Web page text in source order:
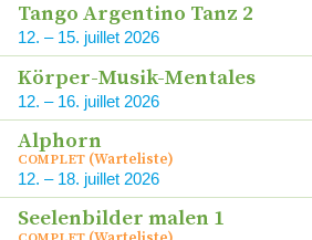
Tango Argentino Tanz 2
12 – 15 2026
Körper-Musik-Mentales
12 – 16 2026
Alphorn
COMPLET (Warteliste)
12 – 18 2026
Seelenbilder malen 1